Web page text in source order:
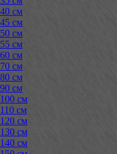
40 см
45 см
50 см
55 см
60 см
70 см
80 см
90 см
100 см
110 см
120 см
130 см
140 см